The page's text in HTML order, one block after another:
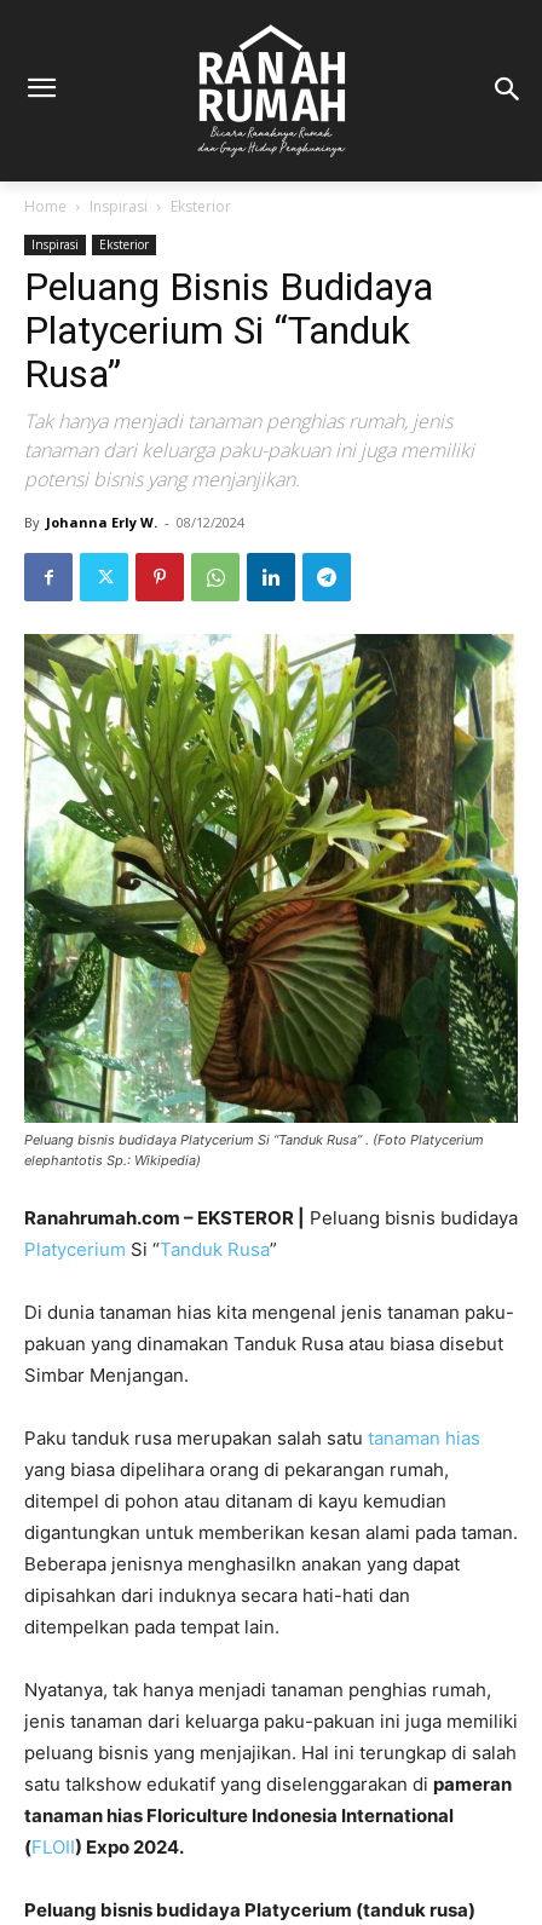
Home Inspirasi Eksterior
Inspirasi Eksterior
Peluang Bisnis Budidaya
Platycerium Si “Tanduk
Rusa”
Tak hanya menjadi tanaman penghias rumah, jenis
tanaman dari keluarga paku-pakuan ini juga memiliki
potensi bisnis yang menjanjikan.
By Johanna Erly W. - 08/12/2024
Peluang bisnis budidaya Platycerium Si “Tanduk Rusa” . (Foto Platycerium
elephantotis Sp.: Wikipedia)
Ranahrumah.com – EKSTEROR |
Peluang bisnis budidaya
Platycerium Si “Tanduk Rusa”
Di dunia tanaman hias kita mengenal jenis tanaman paku-
pakuan yang dinamakan Tanduk Rusa atau biasa disebut
Simbar Menjangan.
Paku tanduk rusa merupakan salah satu tanaman hias
yang biasa dipelihara orang di pekarangan rumah,
ditempel di pohon atau ditanam di kayu kemudian
digantungkan untuk memberikan kesan alami pada taman.
Beberapa jenisnya menghasilkn anakan yang dapat
dipisahkan dari induknya secara hati-hati dan
ditempelkan pada tempat lain.
Nyatanya, tak hanya menjadi tanaman penghias rumah,
jenis tanaman dari keluarga paku-pakuan ini juga memiliki
peluang bisnis yang menjajikan. Hal ini terungkap di salah
satu talkshow edukatif yang diselenggarakan di pameran
tanaman hias Floriculture Indonesia International
(FLOII) Expo 2024.
Peluang bisnis budidaya Platycerium (tanduk rusa)